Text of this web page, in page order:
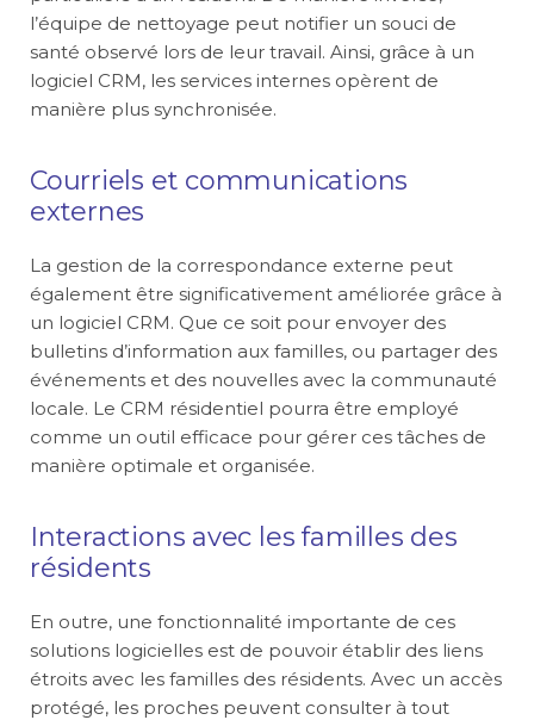
l’équipe de nettoyage peut notifier un souci de
santé observé lors de leur travail. Ainsi, grâce à un
logiciel CRM, les services internes opèrent de
manière plus synchronisée.
Courriels et communications
externes
La gestion de la correspondance externe peut
également être significativement améliorée grâce à
un logiciel CRM. Que ce soit pour envoyer des
bulletins d’information aux familles, ou partager des
événements et des nouvelles avec la communauté
locale. Le CRM résidentiel pourra être employé
comme un outil efficace pour gérer ces tâches de
manière optimale et organisée.
Interactions avec les familles des
résidents
En outre, une fonctionnalité importante de ces
solutions logicielles est de pouvoir établir des liens
étroits avec les familles des résidents. Avec un accès
protégé, les proches peuvent consulter à tout